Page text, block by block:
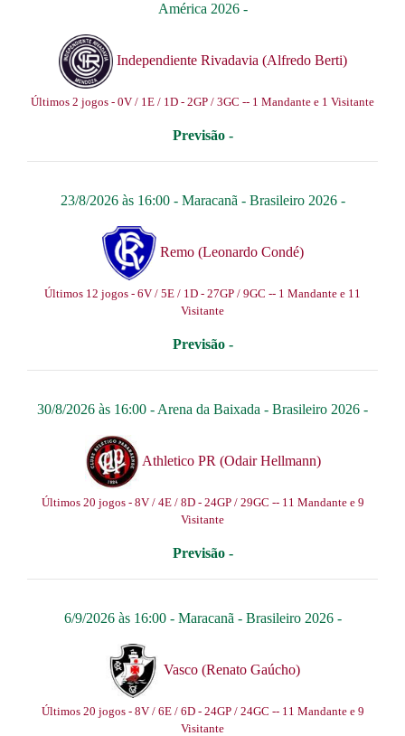
América 2026-
Independiente Rivadavia (Alfredo Berti)
Últimos 2 jogos - 0V / 1E / 1D - 2GP / 3GC -- 1 Mandante e 1 Visitante
Previsão -
23/8/2026 às 16:00 - Maracanã - Brasileiro 2026-
Remo (Leonardo Condé)
Últimos 12 jogos - 6V / 5E / 1D - 27GP / 9GC -- 1 Mandante e 11
Visitante
Previsão -
30/8/2026 às 16:00 - Arena da Baixada - Brasileiro 2026 -
Athletico PR (Odair Hellmann)
Últimos 20 jogos - 8V / 4E / 8D - 24GP / 29GC -- 11 Mandante e 9
Visitante
Previsão -
6/9/2026 às 16:00 - Maracanã - Brasileiro 2026-
Vasco (Renato Gaúcho)
Últimos 20 jogos - 8V / 6E / 6D - 24GP / 24GC -- 11 Mandante e 9
Visitante